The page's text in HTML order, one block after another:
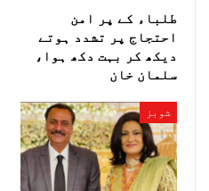
طلباء کے پر امن
احتجاج پر تشدد ہوتے
دیکھ کر بہت دکھ ہوا،
سلمان خان
شوبز